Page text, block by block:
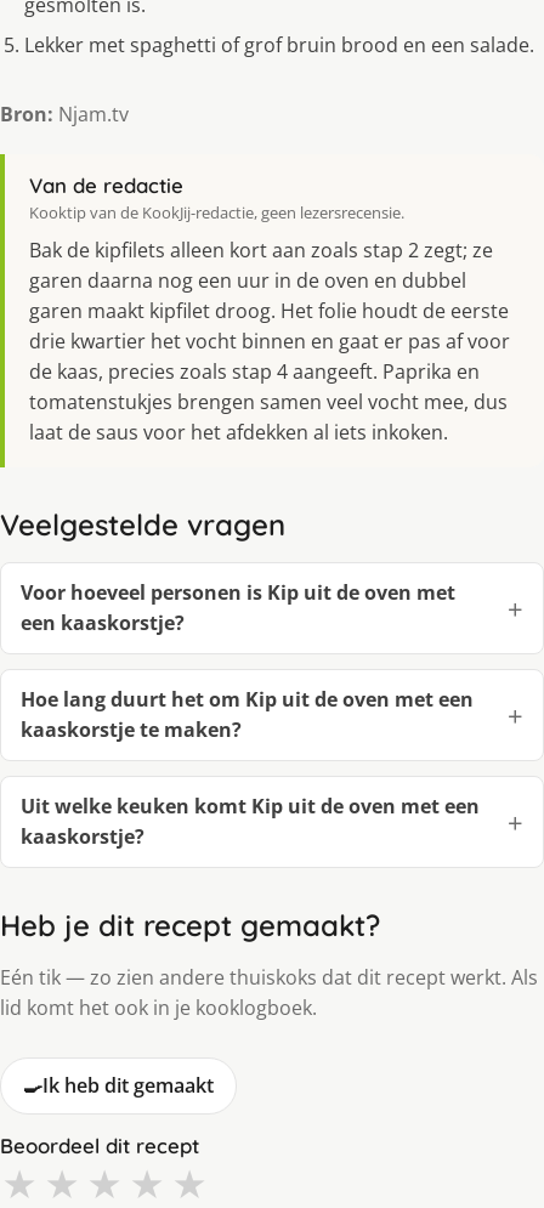
Lekker met spaghetti of grof bruin brood en een salade.
Bron: Njam.tv
Van de redactie
Kooktip van de KookJij-redactie, geen lezersrecensie.
Bak de kipfilets alleen kort aan zoals stap 2 zegt; ze
garen daarna nog een uur in de oven en dubbel
garen maakt kipfilet droog. Het folie houdt de eerste
drie kwartier het vocht binnen en gaat er pas af voor
de kaas, precies zoals stap 4 aangeeft. Paprika en
tomatenstukjes brengen samen veel vocht mee, dus
laat de saus voor het afdekken al iets inkoken.
Veelgestelde vragen
Voor hoeveel personen is Kip uit de oven met
een kaaskorstje?
Hoe lang duurt het om Kip uit de oven met een
kaaskorstje te maken?
Uit welke keuken komt Kip uit de oven met een
kaaskorstje?
Heb je dit recept gemaakt?
Eén tik — zo zien andere thuiskoks dat dit recept werkt. Als
lid komt het ook in je kooklogboek.
🍳Ik heb dit gemaakt
Beoordeel dit recept
★ ★ ★ ★ ★